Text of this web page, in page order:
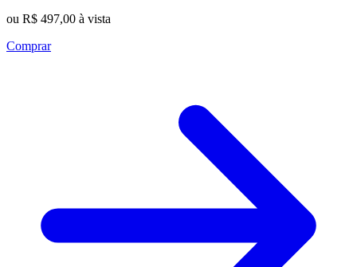
ou R$ 497,00 à vista
Comprar